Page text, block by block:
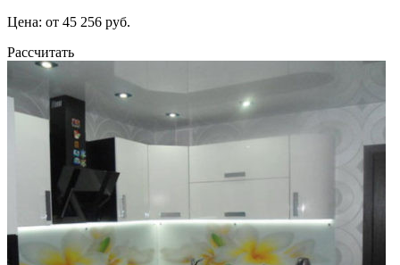
Цена: от 45 256 руб.
Рассчитать